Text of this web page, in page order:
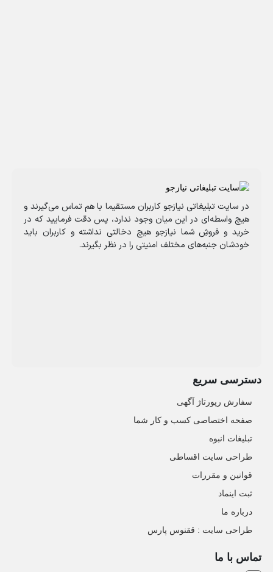
در سایت تبلیغاتی نیازجو کاربران مستقیما با هم تماس می‌گیرند و
هیچ واسطه‌ای در این میان وجود ندارد، پس دقت فرمایید که در
خرید و فروشِ شما نیازجو هیچ دخالتی نداشته و کاربران باید
خودشان جنبه‌های مختلف امنیتی را در نظر بگیرند.
دسترسی سریع
سفارش رپورتاژ آگهی
صفحه اختصاصی کسب و کار شما
تبلیغات انبوه
طراحی سایت اقساطی
قوانین و مقررات
ثبت اینماد
درباره ما
طراحی سایت : ققنوس پارس
تماس با ما